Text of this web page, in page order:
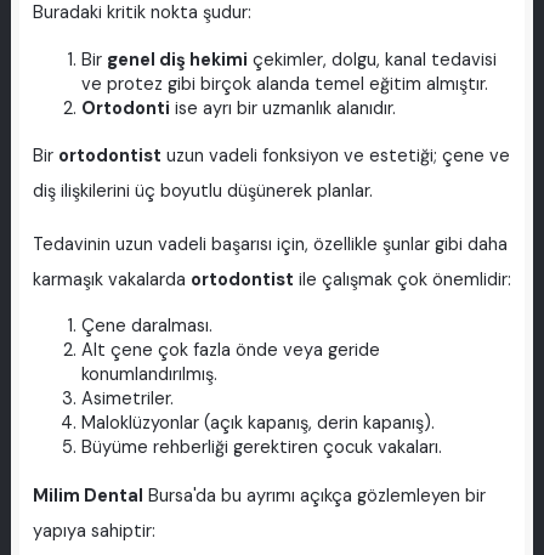
Buradaki kritik nokta şudur:
Bir genel diş hekimi çekimler, dolgu, kanal tedavisi
ve protez gibi birçok alanda temel eğitim almıştır.
Ortodonti ise ayrı bir uzmanlık alanıdır.
Bir ortodontist uzun vadeli fonksiyon ve estetiği; çene ve
diş ilişkilerini üç boyutlu düşünerek planlar.
Tedavinin uzun vadeli başarısı için, özellikle şunlar gibi daha
karmaşık vakalarda ortodontist ile çalışmak çok önemlidir:
Çene daralması.
Alt çene çok fazla önde veya geride
konumlandırılmış.
Asimetriler.
Maloklüzyonlar (açık kapanış, derin kapanış).
Büyüme rehberliği gerektiren çocuk vakaları.
Milim Dental Bursa'da bu ayrımı açıkça gözlemleyen bir
yapıya sahiptir: